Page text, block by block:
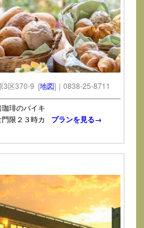
3区370-9 [地図]｜0838-25-8711
琲のバイキ
限２３時カ
プランを見る→